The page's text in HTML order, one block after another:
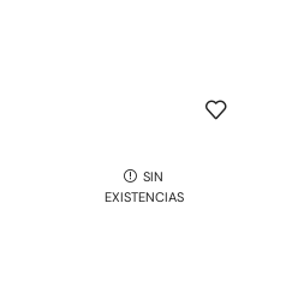
SIN
EXISTENCIAS